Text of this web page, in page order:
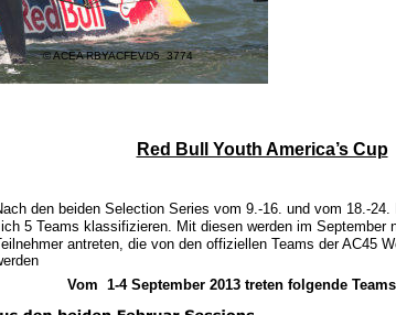
© ACEA RBYACFEVD5  3774
den beiden Selection Series vom 9.-16. und vom 18.-24.
5 Teams klassifizieren. Mit diesen werden im September
antreten, die von den offiziellen Teams der AC45
Vom  1-4 September 2013 treten folgende
Red Bull Youth America’s Cup